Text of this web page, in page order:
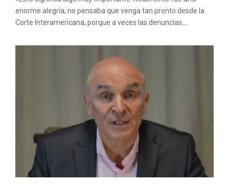
enorme alegría, no pensaba que venga tan pronto desde la
Corte Interamericana, porque a veces las denuncias,...